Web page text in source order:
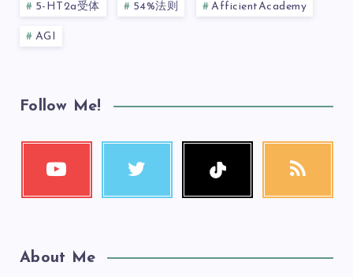
5-HT2a受体 54%法则 AfficientAcademy
AGI
Follow Me!
About Me